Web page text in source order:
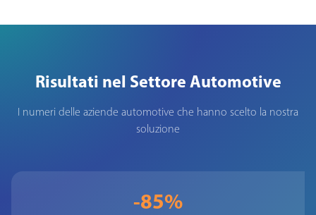
Risultati nel Settore Automotive
I numeri delle aziende automotive che hanno scelto la nostra
soluzione
-85%